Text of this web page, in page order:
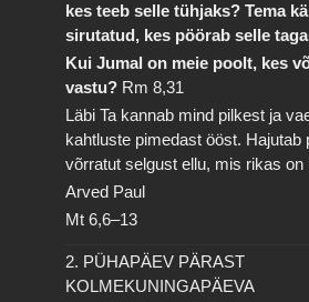
kes teeb selle tühjaks? Tema
sirutatud, kes pöörab selle
Kui Jumal on meie poolt, kes
vastu? Rm 8,31
Läbi Ta kannab mind pilkest ja
kahtluste pimedast ööst. Hajutab
võrratut selgust ellu, mis rikas on
Arved Paul
Mt 6,6–13
2. PÜHAPÄEV PÄRAST
KOLMEKUNINGAPÄEVA